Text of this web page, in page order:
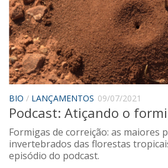
Arte e Cultura
Bio
Saúde
Seções
Mural do IP
Perfil
Commentor
Lançamento
BIO / LANÇAMENTOS 09/07/2021
Podcast: Atiçando o
Formigas de correição: as maiores
invertebrados das florestas
episódio do podcast.